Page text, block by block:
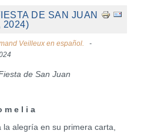
DE SAN JUAN
2024)
Veilleux en español.
de San Juan
m e l i a
en su primera carta,